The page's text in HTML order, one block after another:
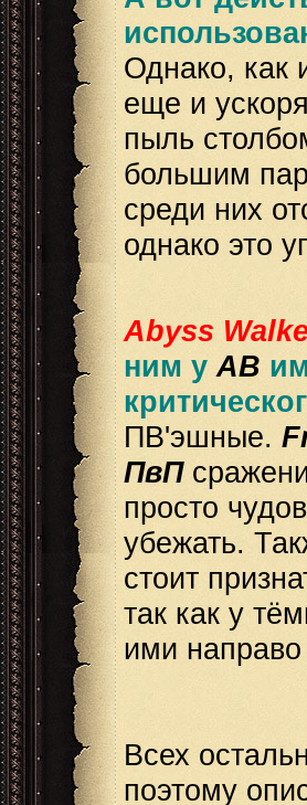
Однако, как
еще и
пыль
большим
среди них
однако это
Abyss
ним у АВ
ПВ'эшные.
ПвП
просто
убежать.
стоит
так как у
ими
Всех
поэтому